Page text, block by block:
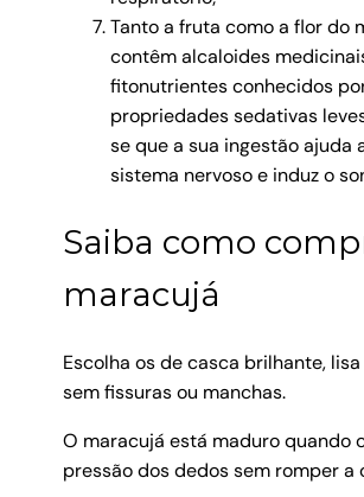
Tanto a fruta como a flor do
contêm alcaloides
fitonutrientes conhecidos
propriedades sedativas
se que a sua ingestão ajuda
sistema nervoso e induz o
Saiba como
maracujá
Escolha os de casca brilhante,
sem fissuras ou manchas.
O maracujá está maduro quando
pressão dos dedos sem romper a